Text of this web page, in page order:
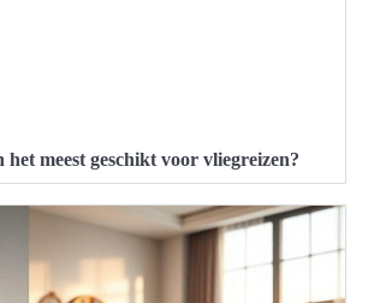
meest geschikt voor vliegreizen?